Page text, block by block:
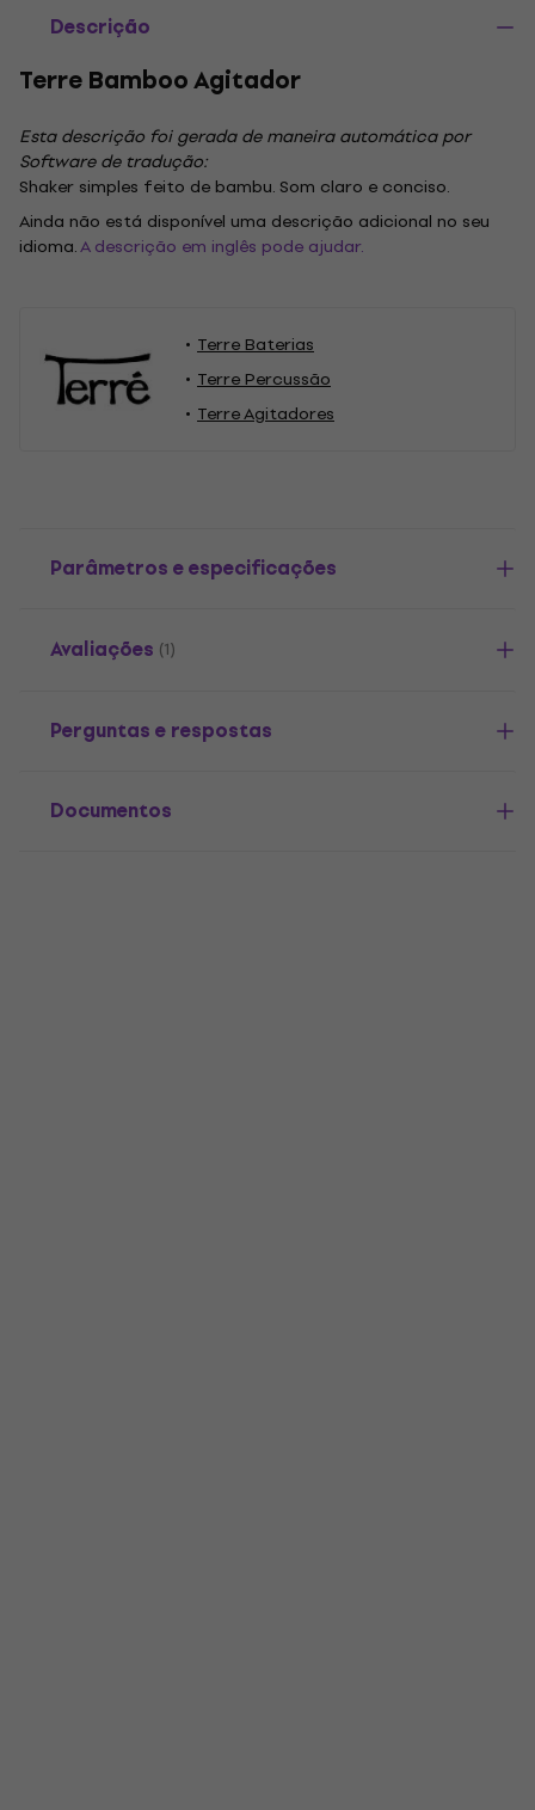
Descrição
Terre Bamboo Agitador
Esta descrição foi gerada de maneira automática por
Software de tradução:
Shaker simples feito de bambu. Som claro e conciso.
Ainda não está disponível uma descrição adicional no seu
idioma.A descrição em inglês pode ajudar.
Terre Baterias
Terre Percussão
Terre Agitadores
Parâmetros e especificações
Avaliações (1)
Perguntas e respostas
Documentos